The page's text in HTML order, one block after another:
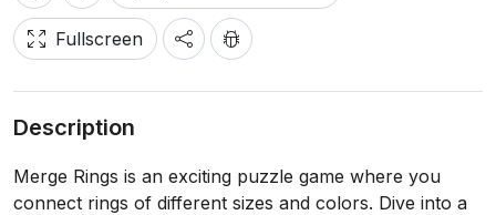
Fullscreen
Description
Merge Rings is an exciting puzzle game where you
connect rings of different sizes and colors. Dive into a